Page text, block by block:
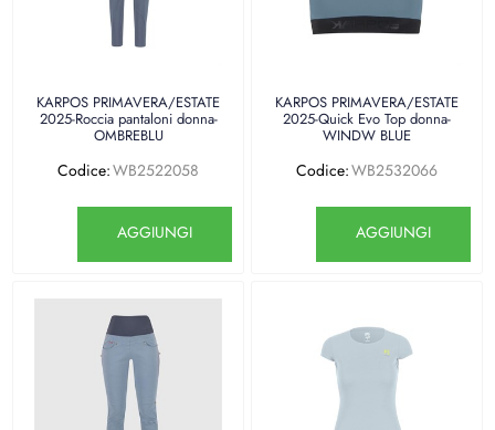
KARPOS PRIMAVERA/ESTATE
2025-Roccia pantaloni donna-
OMBREBLU
Codice:WB2522058
AGGIUNGI
KARPOS PRIMAVERA/ESTATE
2025-Quick Evo Top donna-
WINDW BLUE
Codice:WB2532066
AGGIUNGI